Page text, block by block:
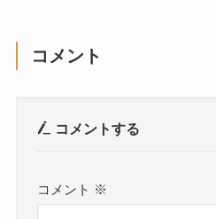
コメント
コメントする
コメント ※